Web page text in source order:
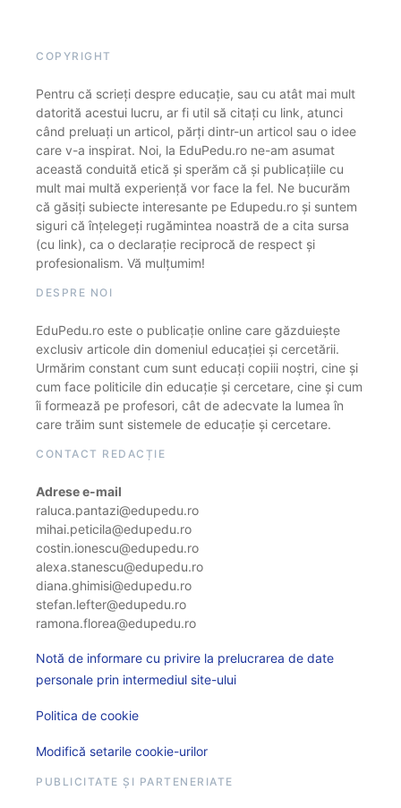
COPYRIGHT
Pentru că scrieți despre educație, sau cu atât mai mult
datorită acestui lucru, ar fi util să citați cu link, atunci
când preluați un articol, părți dintr-un articol sau o idee
care v-a inspirat. Noi, la EduPedu.ro ne-am asumat
această conduită etică și sperăm că și publicațiile cu
mult mai multă experiență vor face la fel. Ne bucurăm
că găsiți subiecte interesante pe Edupedu.ro și suntem
siguri că înțelegeți rugămintea noastră de a cita sursa
(cu link), ca o declarație reciprocă de respect și
profesionalism. Vă mulțumim!
DESPRE NOI
EduPedu.ro este o publicație online care găzduiește
exclusiv articole din domeniul educației și cercetării.
Urmărim constant cum sunt educați copiii noștri, cine și
cum face politicile din educație și cercetare, cine și cum
îi formează pe profesori, cât de adecvate la lumea în
care trăim sunt sistemele de educație și cercetare.
CONTACT REDACȚIE
Adrese e-mail
raluca.pantazi@edupedu.ro
mihai.peticila@edupedu.ro
costin.ionescu@edupedu.ro
alexa.stanescu@edupedu.ro
diana.ghimisi@edupedu.ro
stefan.lefter@edupedu.ro
ramona.florea@edupedu.ro
Notă de informare cu privire la prelucrarea de date
personale prin intermediul site-ului
Politica de cookie
Modifică setarile cookie-urilor
PUBLICITATE ȘI PARTENERIATE